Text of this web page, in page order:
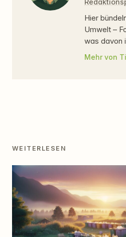
Hier
Umwelt –
was davon
Mehr von
WEITERLESEN